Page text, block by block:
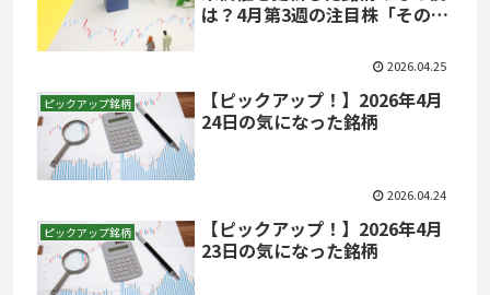
は？4月第3週の注目株「その後
2026.04.25
ピックアップ銘柄
【ピックアップ！】2026年4月
24日の気になった銘柄
2026.04.24
ピックアップ銘柄
【ピックアップ！】2026年4月
23日の気になった銘柄